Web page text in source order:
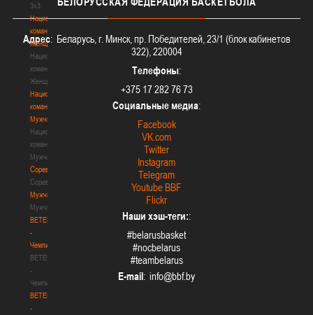
3х3
Национальная
команда.
Женщины
Национальная
команда.
Женщины
Национальная
команда.
Мужчины
Национальная
команда.
Мужчины
Соревнования
Соревнования
Мужчины
Мужчины
BETERA
-
Чемпионат
BETERA
-
Чемпионат
BETERA
-
Адрес: Беларусь, г. Минск, пр. Победителей, 23/1 (блок кабинетов
322), 220004
Телефоны:
+375 17 282 76 73
Социальные медиа:
Facebook
VK.com
Twitter
Instagram
Telegram
Youtube BBF
Flickr
Наши хэш-теги::
#belarusbasket
#nocbelarus
#teambelarus
E-mail: